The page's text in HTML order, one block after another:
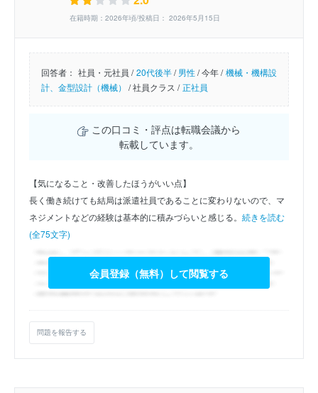
在籍時期：2026年頃/投稿日： 2026年5月15日
回答者： 社員・元社員 / 20代後半/男性/今年 / 機械・機構設
計、金型設計（機械） /社員クラス / 正社員
この口コミ・評点は転職会議から
転載しています。
【気になること・改善したほうがいい点】
長く働き続けても結局は派遣社員であることに変わりないので、マ
ネジメントなどの経験は基本的に積みづらいと感じる。 続きを読む
(全75文字)
会員登録（無料）して閲覧する
問題を報告する